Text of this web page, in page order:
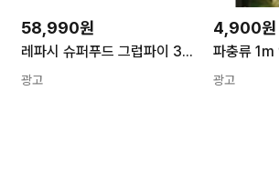
58,990원
레파시 슈퍼푸드 그럽파이 340g 5일 직송 비어디드래곤 스킨크 잭슨카멜레온 먹이 사료
광고
4,900원
광고